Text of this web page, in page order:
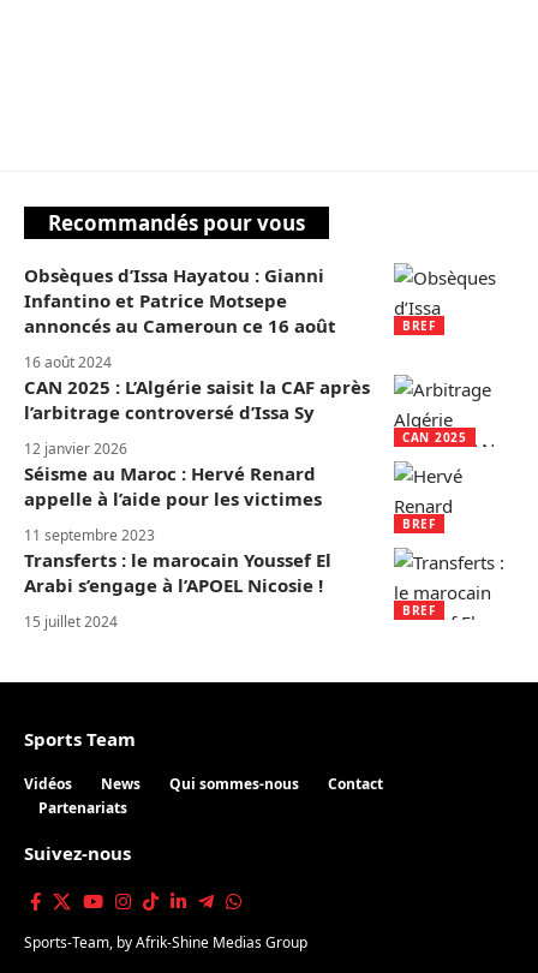
Recommandés pour vous
BREF
Obsèques d’Issa Hayatou : Gianni
Infantino et Patrice Motsepe
annoncés au Cameroun ce 16 août
16 août 2024
CAN 2025
CAN 2025 : L’Algérie saisit la CAF après
l’arbitrage controversé d’Issa Sy
12 janvier 2026
BREF
Séisme au Maroc : Hervé Renard
appelle à l’aide pour les victimes
11 septembre 2023
BREF
Transferts : le marocain Youssef El
Arabi s’engage à l’APOEL Nicosie !
15 juillet 2024
Sports Team
Vidéos News Qui sommes-nous
Contact
Partenariats
Suivez-nous
Sports-Team, byAfrik-Shine Medias Group